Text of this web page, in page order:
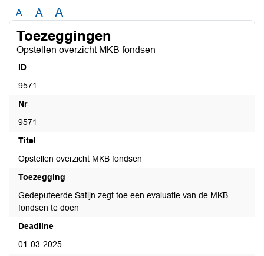
A A A
Toezeggingen
Opstellen overzicht MKB fondsen
ID
9571
Nr
9571
Titel
Opstellen overzicht MKB fondsen
Toezegging
Gedeputeerde Satijn zegt toe een evaluatie van de MKB-
fondsen te doen
Deadline
01-03-2025